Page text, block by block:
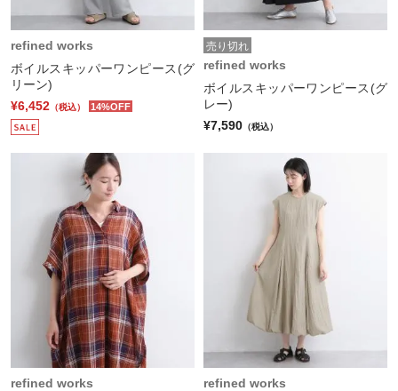
refined works
ボイルスキッパーワンピース(グ
リーン)
¥6,452 （税込） 14%OFF
売り切れ
refined works
ボイルスキッパーワンピース(グ
レー)
¥7,590 （税込）
refined works
refined works